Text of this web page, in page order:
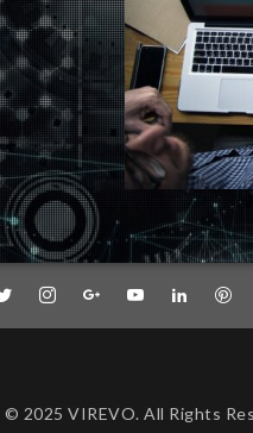
2025 VIREVO. All Rights